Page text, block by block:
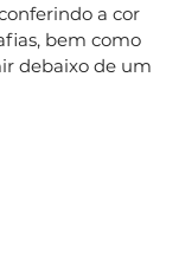
a cor
bem como
debaixo de um